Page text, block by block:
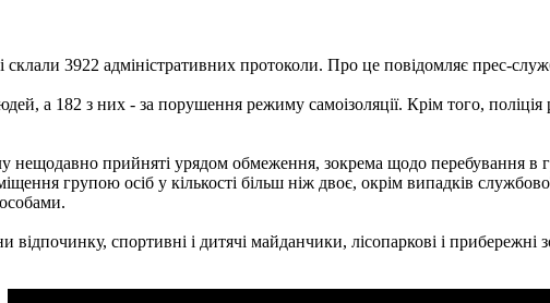
3922 адміністративних протоколи. Про це повідомляє прес-
а 182 з них - за порушення режиму самоізоляції. Крім того,
нещодавно прийняті урядом обмеження, зокрема щодо перебування в
групою осіб у кількості більш ніж двоє, окрім випадків
відпочинку, спортивні і дитячі майданчики, лісопаркові і